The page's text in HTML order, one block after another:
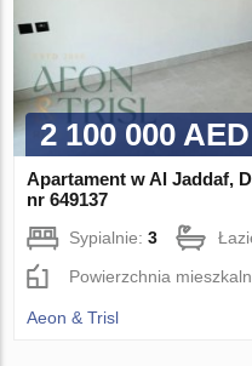
2 100 000 AED
Apartament w Al Jaddaf,
nr 649137
Sypialnie:3
Powierzchnia
Aeon & Trisl